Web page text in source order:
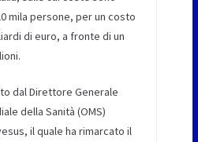
mila persone, per un costo
di euro, a fronte di un
dal Direttore Generale
della Sanità (OMS)
il quale ha rimarcato il